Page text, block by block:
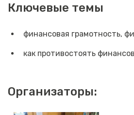
Ключевые темы
финансовая грамотность,
как противостоять
Организаторы: